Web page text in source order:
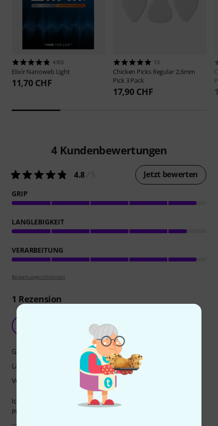
4103
ElixirNanoweb Light
11,70 CHF
13
Chicken Picks Regular 2,6mm
Pick 3 Pack
17,90 CHF
4 Kundenbewertungen
4.8 Jetzt bewerten
GRIP
LANGLEBIGKEIT
VERARBEITUNG
Bewertungsrichtlinien
1 Rezension
JörgW. 19.08.2025
Ich habe schon sehr viele Plektren ausprobiert, aber "das
Pick" war noch nicht mit dabei! Mal besser, mal schlechter
... Früher war mein Favorit ein Dunlop Jazz III, dann lange
Grip
Langlebigkeit
Verarbeitung